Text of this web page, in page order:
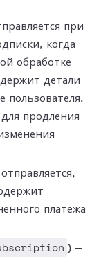
при
когда
обработке
детали
пользователя.
продления
отправляется,
платежа
) —